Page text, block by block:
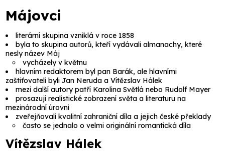
Májovci
literární skupina vzniklá v roce 1858
byla to skupina autorů, kteří vydávali almanachy, které
nesly název Máj
vycházely v květnu
hlavním redaktorem byl pan Barák, ale hlavními
zaštiťovateli byli Jan Neruda a Vítězslav Hálek
mezi další autory patří Karolina Světlá nebo Rudolf Mayer
prosazují realistické zobrazení světa a literaturu na
mezinárodní úrovni
zveřejňovali kvalitní zahraniční díla a jejich české překlady
často se jednalo o velmi originální romantická díla
Vítězslav Hálek